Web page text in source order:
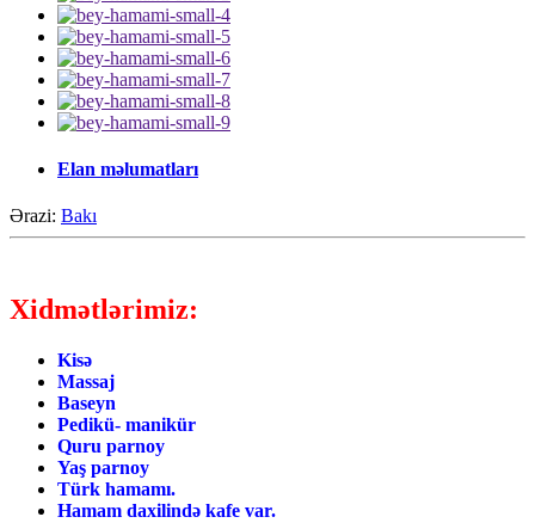
Elan məlumatları
Ərazi: Bakı
Xidmətlərimiz:
Kisə
Massaj
Baseyn
Pedikü- manikür
Quru parnoy
Yaş parnoy
Türk hamamı.
Hamam daxilində kafe var.